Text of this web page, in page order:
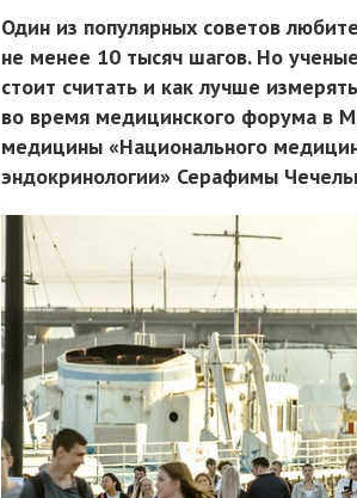
Один из популярных советов
не менее 10 тысяч шагов. Но
стоит считать и как лучше
во время медицинского форума в
медицины «Национального
эндокринологии» Серафимы